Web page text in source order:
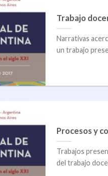
Trabajo
Narrativas
un trabajo
Procesos y
Trabajos
del trabajo